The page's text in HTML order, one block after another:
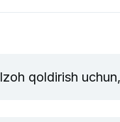
Izoh qoldirish